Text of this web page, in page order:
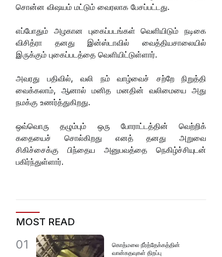
சொன்ன விஷயம் மட்டும் வைரலாக பேசப்பட்டது.
எப்போதும் அழகான புகைப்படங்கள் வெளியிடும் நடிகை
விசித்ரா தனது இன்ஸ்டாவில் வைத்தியசாலையில்
இருக்கும் புகைப்படத்தை வெளியிட்டுள்ளார்.
அவரது பதிவில், வலி நம் வாழ்வைச் சற்றே நிறுத்தி
வைக்கலாம், ஆனால் மனித மனதின் வலிமையை அது
நமக்கு உணர்த்துகிறது.
ஒவ்வொரு தழும்பும் ஒரு போராட்டத்தின் வெற்றிக்
கதையைச் சொல்கிறது எனத் தனது அறுவை
சிகிச்சைக்கு பிந்தைய அனுபவத்தை நெகிழ்ச்சியுடன்
பகிர்ந்துள்ளார்.
MOST READ
01
கொத்மலை நீர்த்தேக்கத்தின்
வான்கதவுகள் திறப்பு